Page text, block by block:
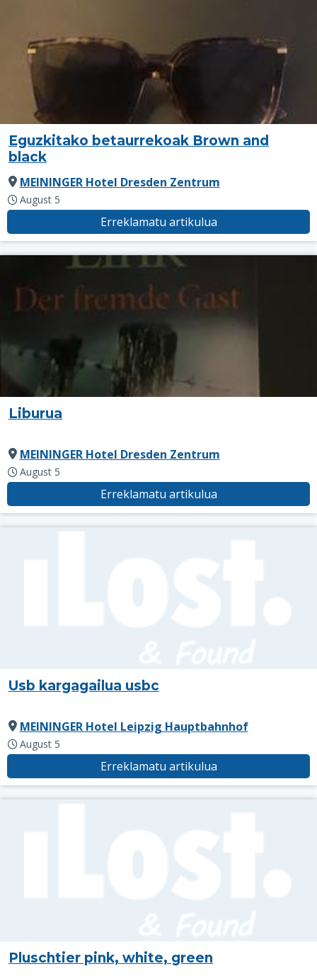
Eguzkitako betaurrekoak Brown and
black
MEININGER Hotel Dresden Zentrum
August 5
Erreklamatu artikulua
Liburua
MEININGER Hotel Dresden Zentrum
August 5
Erreklamatu artikulua
Usb kargagailua usbc
MEININGER Hotel Leipzig Hauptbahnhof
August 5
Erreklamatu artikulua
Pluschtier pink, white, green